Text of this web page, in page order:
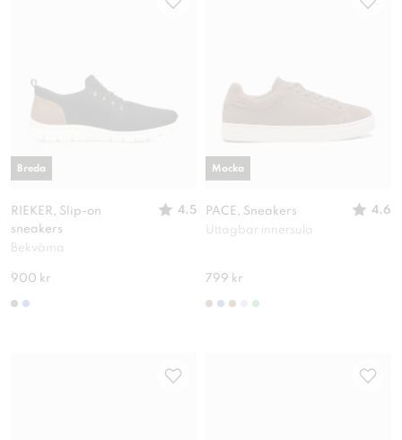
RIEKER, Slip-on
sneakers
4.5
Bekväma
900 kr
Breda
PACE, Sneakers
4.6
Uttagbar innersula
799 kr
Mocka